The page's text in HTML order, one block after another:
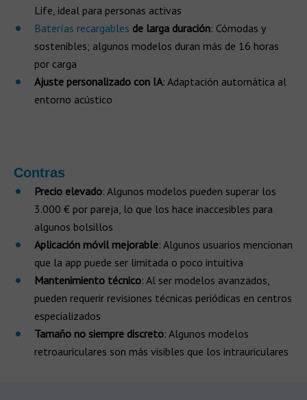
Life, ideal para personas activas
Baterías recargables de larga duración: Cómodas y
sostenibles; algunos modelos duran más de 16 horas
por carga
Ajuste personalizado con IA: Adaptación automática al
entorno acústico
Contras
Precio elevado: Algunos modelos pueden superar los
3.000 € por pareja, lo que los hace inaccesibles para
algunos bolsillos
Aplicación móvil mejorable: Algunos usuarios mencionan
que la app puede ser limitada o poco intuitiva
Mantenimiento técnico: Al ser modelos avanzados,
pueden requerir revisiones técnicas periódicas en centros
especializados
Tamaño no siempre discreto: Algunos modelos
retroauriculares son más visibles que los intrauriculares